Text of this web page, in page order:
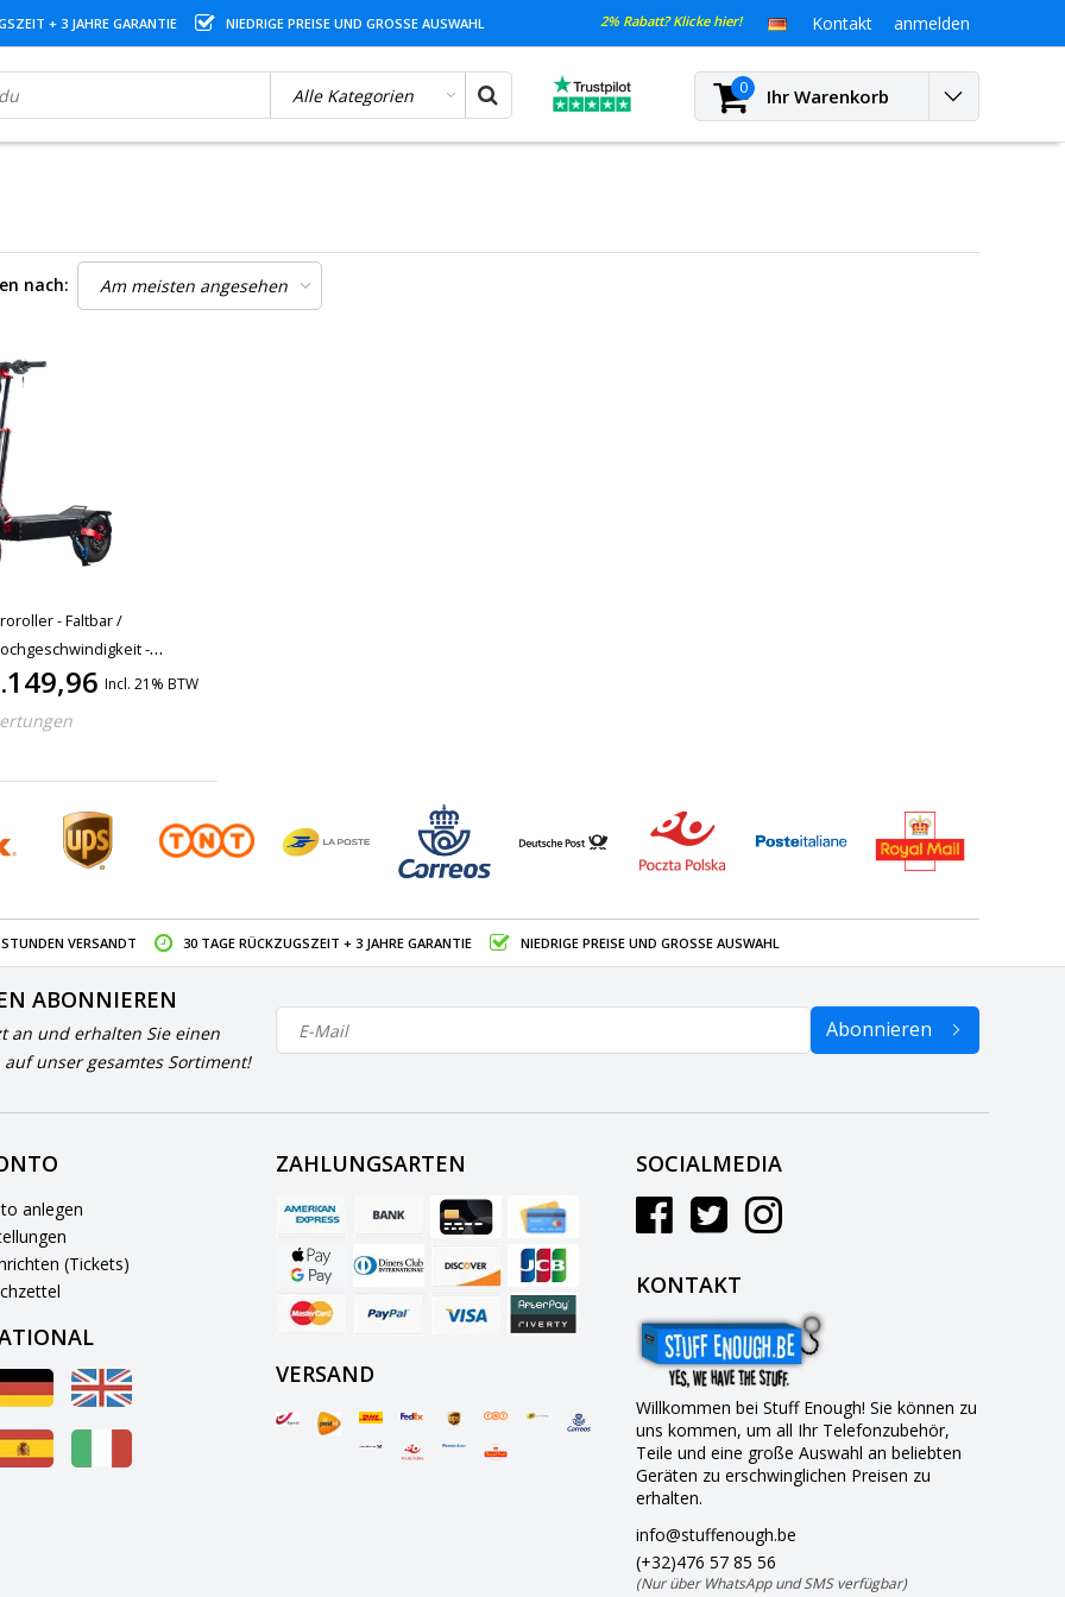
+ 3 JAHRE GARANTIE NIEDRIGE PREISE UND GROSSE AUSWAHL 2% Rabatt? Klicke hier! Kontakt anmelden
0 Ihr Warenkorb
nach:
- Faltbar /
-
- 2800W - 85 km/h - 13
Incl. 21% BTW
VERSANDT 30 TAGE RÜCKZUGSZEIT + 3 JAHRE GARANTIE NIEDRIGE PREISE UND GROSSE AUSWAHL
ABONNIEREN
an und erhalten Sie einen
auf unser gesamtes Sortiment!
Abonnieren
anlegen
(Tickets)
ZAHLUNGSARTEN
VERSAND
SOCIALMEDIA
KONTAKT
Willkommen bei Stuff Enough! Sie können zu
uns kommen, um all Ihr Telefonzubehör,
Teile und eine große Auswahl an beliebten
Geräten zu erschwinglichen Preisen zu
erhalten.
info@stuffenough.be
(+32)476 57 85 56
(Nur über WhatsApp und SMS verfügbar)